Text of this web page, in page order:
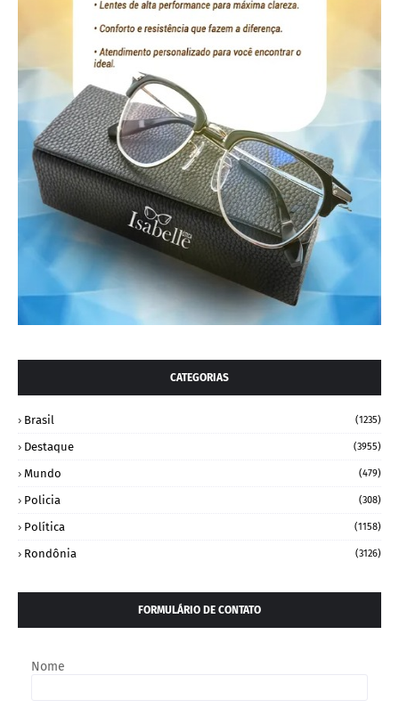
CATEGORIAS
Brasil (1235)
Destaque (3955)
Mundo (479)
Policia (308)
Política (1158)
Rondônia (3126)
FORMULÁRIO DE CONTATO
Nome